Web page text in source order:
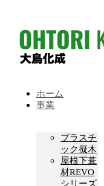
ホーム
事業
プラスチ
ック擬木
屋根下葺
材REVO
シリーズ